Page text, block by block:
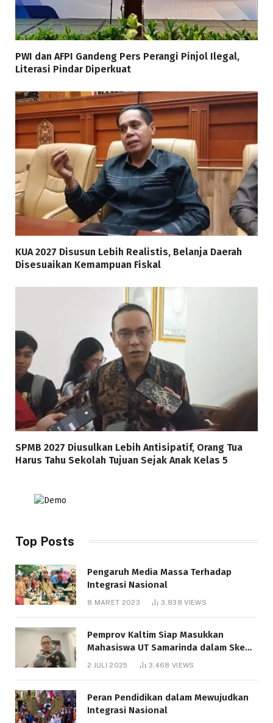
PWI dan AFPI Gandeng Pers Perangi Pinjol Ilegal,
Literasi Pindar Diperkuat
KUA 2027 Disusun Lebih Realistis, Belanja Daerah
Disesuaikan Kemampuan Fiskal
SPMB 2027 Diusulkan Lebih Antisipatif, Orang Tua
Harus Tahu Sekolah Tujuan Sejak Anak Kelas 5
Top Posts
Pengaruh Media Massa Terhadap
Integrasi Nasional
8 MARET 2023 3,838VIEWS
Pemprov Kaltim Siap Masukkan
Mahasiswa UT Samarinda dalam Skema
Bantuan Pendidikan Gratispol
2 JULI 2025 3,468 VIEWS
Peran Pendidikan dalam Mewujudkan
Integrasi Nasional